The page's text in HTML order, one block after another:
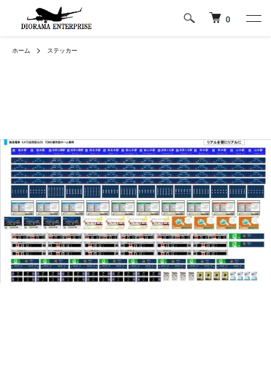
0
ホーム ステッカー